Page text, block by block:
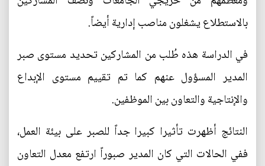
بالاستطلاع يشغلون مناصب إدارية أيضاً.
في الدراسة هذه طُلب من المشاركين تحديد مستوى صبر
المدير المسؤول عنهم كما تم تقييم مستوى الإبداع
والإنتاجية والتعاون بين الموظفين.
النتائج أظهرت تأثيرا كبيرا جداً للصبر على بيئة العمل،
ففي الحالات التي كان المدير صبوراً ارتفع معدل التعاون